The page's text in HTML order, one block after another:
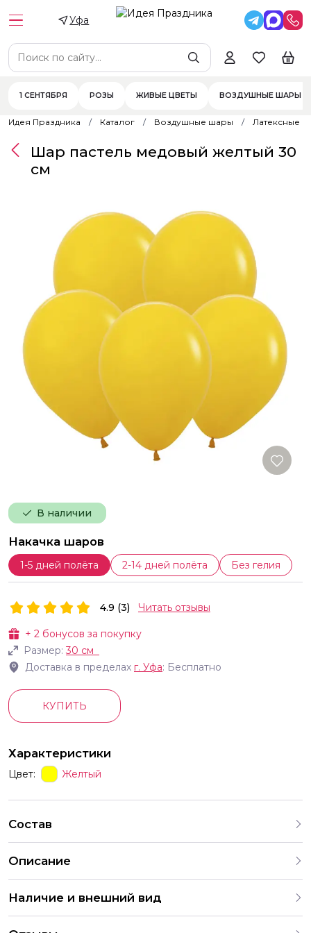
Уфа
1 СЕНТЯБРЯ РОЗЫ ЖИВЫЕ ЦВЕТЫ ВОЗДУШНЫЕ ШАРЫ
Идея Праздника Каталог Воздушные шары Латексные
В наличии
Накачка шаров
1-5 дней полёта 2-14 дней полёта Без гелия
Шар пастель медовый желтый 30
см
+ 2 бонусов за покупку
Размер:30 см
Доставка в пределах г. Уфа: Бесплатно
4.9 (3) Читать отзывы
КУПИТЬ
Характеристики
Цвет: Желтый
Состав
Описание
Наличие и внешний вид